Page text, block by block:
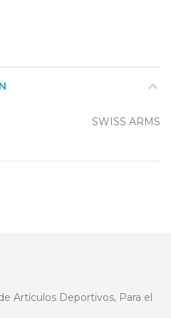
SWISS ARMS
Artículos Deportivos, Para el